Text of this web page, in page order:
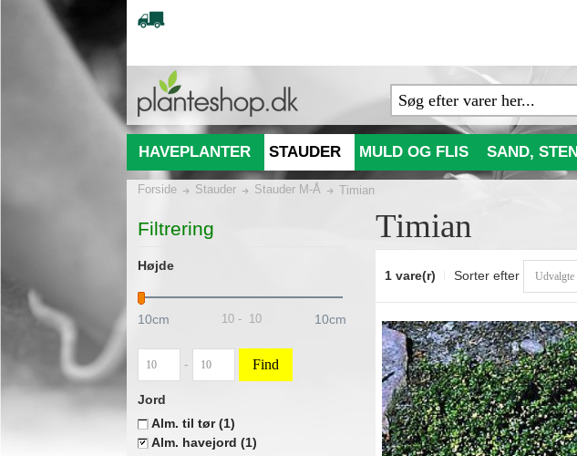
HAVEPLANTER STAUDER MULD OG FLIS SAND,
Forside Stauder Stauder M-Å Timian
Timian
1 vare(r) Sorter efter
Filtrering
Højde
10cm 10cm
10 - 10
- Find
Jord
Alm. til tør(1)
Alm. havejord (1)